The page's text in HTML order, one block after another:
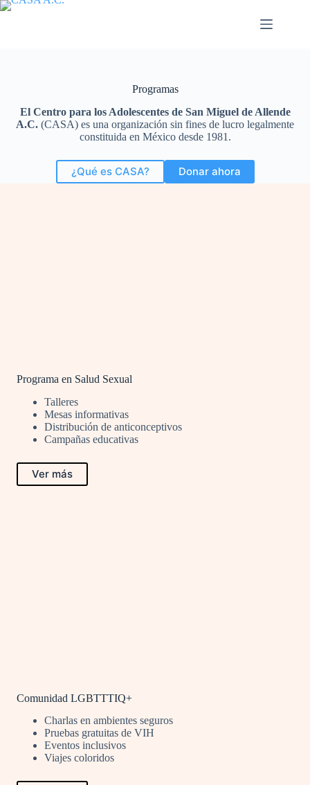
Saltar
Programas
El Centro para los Adolescentes de San Miguel de Allende
A.C. (CASA) es una organización sin fines de lucro legalmente
constituida en México desde 1981.
¿Qué es CASA? Donar ahora
Programa en Salud Sexual
Talleres
Mesas informativas
Distribución de anticonceptivos
Campañas educativas
Ver más
Comunidad LGBTTTIQ+
Charlas en ambientes seguros
Pruebas gratuitas de VIH
Eventos inclusivos
Viajes coloridos